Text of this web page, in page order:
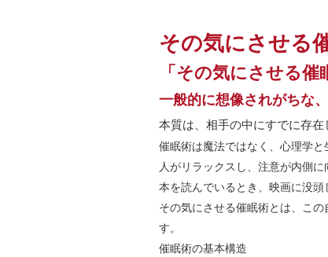
その気にさせる
「その気にさせる
一般的に想像されがちな
本質は、相手の中にすでに存
催眠術は魔法ではなく、心理学と
人がリラックスし、注意が内側
本を読んでいるとき、映画に没
その気にさせる催眠術とは、こ
す。
催眠術の基本構造